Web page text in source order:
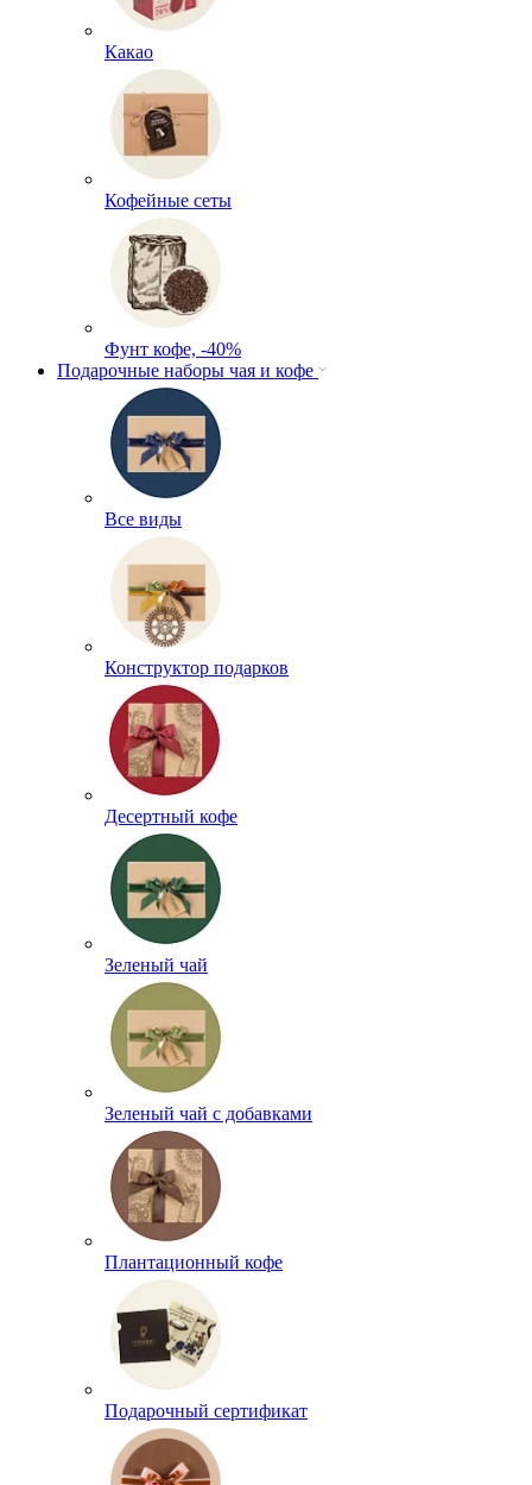
Какао
Кофейные сеты
Фунт кофе, -40%
Подарочные наборы чая и кофе
Все виды
Конструктор подарков
Десертный кофе
Зеленый чай
Зеленый чай с добавками
Плантационный кофе
Подарочный сертификат